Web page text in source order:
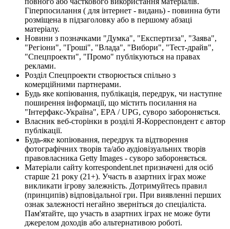
Гіперпосилання ( для інтернет - видань) - повинна бути
розміщена в підзаголовку або в першому абзаці
матеріалу.
Новини з позначками "Думка", "Експертиза", "Заява",
"Регіони", "Гроші", "Влада", "Вибори", "Тест-драйв",
"Спецпроекти", "Промо" публікуються на правах
реклами.
Розділ Спецпроекти створюється спільно з
комерційними партнерами.
Будь яке копіювання, публікація, передрук, чи наступне
поширення інформації, що містить посилання на
"Інтерфакс-Україна", EPA / UPG, суворо забороняється.
Власник веб-сторінки в розділі Я-Корреспондент є автор
публікації.
Будь-яке копіювання, передрук та відтворення
фотографічних творів та/або аудіовізуальних творів
правовласника Getty Images - суворо забороняється.
Матеріали сайту korrespondent.net призначені для осіб
старше 21 року (21+). Участь в азартних іграх може
викликати ігрову залежність. Дотримуйтесь правил
(принципів) відповідальної гри. При виявленні перших
ознак залежності негайно зверніться до спеціаліста.
Пам'ятайте, що участь в азартних іграх не може бути
джерелом доходів або альтернативою роботі.